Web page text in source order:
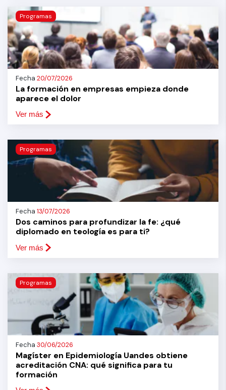
Programas
Fecha 20/07/2026
La formación en empresas empieza donde
aparece el dolor
Ver más
Programas
Fecha 13/07/2026
Dos caminos para profundizar la fe: ¿qué
diplomado en teología es para ti?
Ver más
Programas
Fecha 30/06/2026
Magíster en Epidemiología Uandes obtiene
acreditación CNA: qué significa para tu
formación